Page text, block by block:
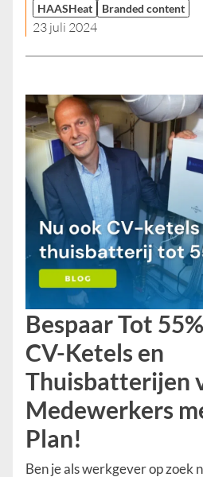
HAASHeat Branded content
23 juli 2024
Bespaar Tot
CV-Ketels en
Thuisbatterijen
Medewerkers
Plan!
Ben je als werkgever op zoek